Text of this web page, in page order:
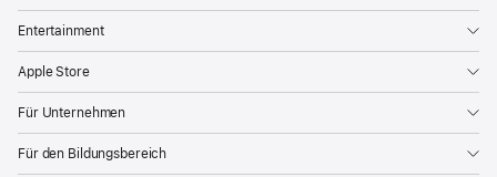
Entertainment
Apple Store
Für Unternehmen
Für den Bildungsbereich